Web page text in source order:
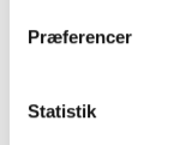
Præferencer
Statistik
at
sin nabo,
beboer